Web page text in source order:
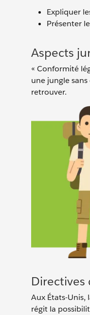
Expliquer
Présenter
Aspects
« Conformité
une jungle
retrouver.
Directives
Aux États-Unis,
régit la